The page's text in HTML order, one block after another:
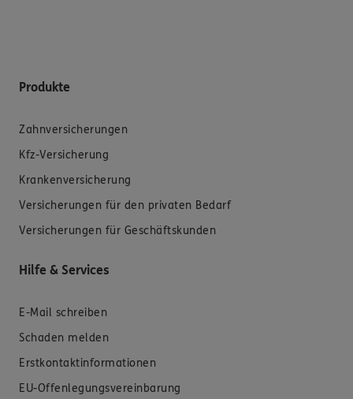
Produkte
Zahnversicherungen
Kfz-Versicherung
Krankenversicherung
Versicherungen für den privaten Bedarf
Versicherungen für Geschäftskunden
Hilfe & Services
E-Mail schreiben
Schaden melden
Erstkontaktinformationen
EU-Offenlegungsvereinbarung